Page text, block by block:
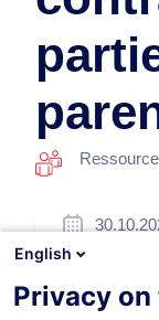
English
Privacy